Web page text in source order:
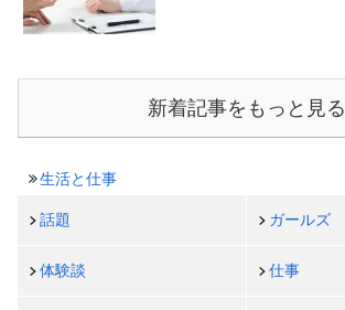
新着記事をもっと見る
生活と仕事
話題 ガールズ
体験談 仕事